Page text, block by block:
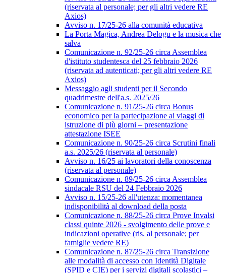
(riservata al personale; per gli altri vedere RE
Axios)
Avviso n. 17/25-26 alla comunità educativa
La Porta Magica, Andrea Delogu e la musica che
salva
Comunicazione n. 92/25-26 circa Assemblea
d'istituto studentesca del 25 febbraio 2026
(riservata ad autenticati; per gli altri vedere RE
Axios)
Messaggio agli studenti per il Secondo
quadrimestre dell'a.s. 2025/26
Comunicazione n. 91/25-26 circa Bonus
economico per la partecipazione ai viaggi di
istruzione di più giorni – presentazione
attestazione ISEE
Comunicazione n. 90/25-26 circa Scrutini finali
a.s. 2025/26 (riservata al personale)
Avviso n. 16/25 ai lavoratori della conoscenza
(riservata al personale)
Comunicazione n. 89/25-26 circa Assemblea
sindacale RSU del 24 Febbraio 2026
Avviso n. 15/25-26 all'utenza: momentanea
indisponibilità al download della posta
Comunicazione n. 88/25-26 circa Prove Invalsi
classi quinte 2026 - svolgimento delle prove e
indicazioni operative (ris. al personale; per
famiglie vedere RE)
Comunicazione n. 87/25-26 circa Transizione
alle modalità di accesso con Identità Digitale
(SPID e CIE) per i servizi digitali scolastici –